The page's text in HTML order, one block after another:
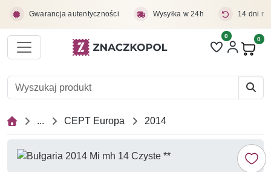
Gwarancja autentyczności Wysyłka w 24h 14 dni
Liczba pozycji
0 0
... CEPT Europa 2014